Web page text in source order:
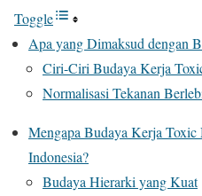
Toggle
Apa yang Dimaksud dengan
Ciri-Ciri Budaya Kerja
Normalisasi Tekanan
Mengapa Budaya Kerja
Indonesia?
Budaya Hierarki yang Kuat